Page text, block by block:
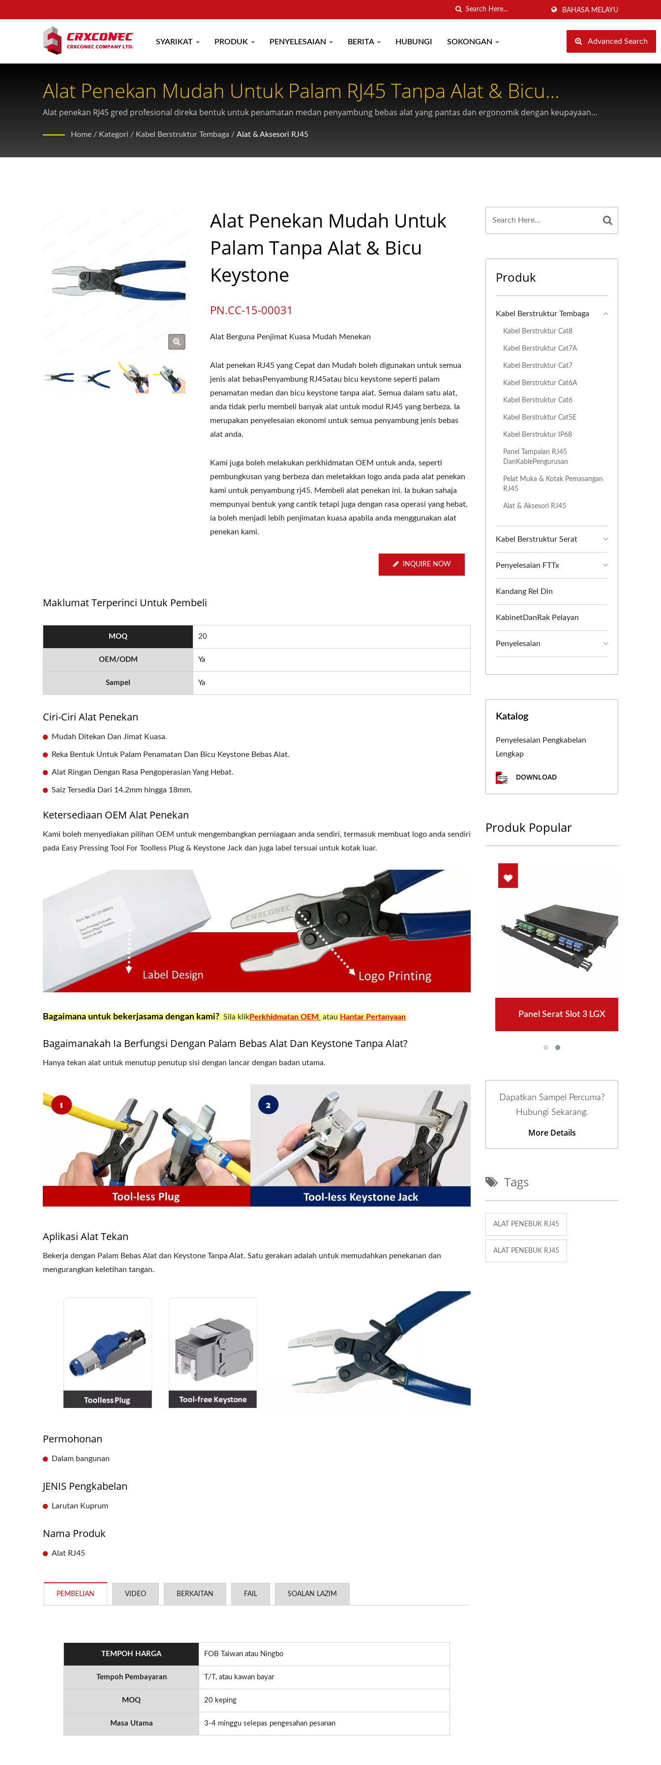
BAHASA MELAYU
SYARIKAT PRODUK PENYELESAIAN BERITA HUBUNGI SOKONGAN Advanced Search
Alat Penekan Mudah Untuk Palam RJ45 Tanpa Alat & Bicu
Keystone
Alat penekan RJ45 gred profesional direka bentuk untuk penamatan medan penyambung bebas alat yang pantas dan ergonomik dengan keupayaan
Home / Kategori / Kabel Berstruktur Tembaga / Alat & Aksesori RJ45
Alat Penekan Mudah Untuk
Palam Tanpa Alat & Bicu
Keystone
PN.CC-15-00031
Alat Berguna Penjimat Kuasa Mudah Menekan
Alat penekan RJ45 yang Cepat dan Mudah boleh digunakan untuk semua
jenis alat bebasPenyambung RJ45atau bicu keystone seperti palam
penamatan medan dan bicu keystone tanpa alat. Semua dalam satu alat,
anda tidak perlu membeli banyak alat untuk modul RJ45 yang berbeza. Ia
merupakan penyelesaian ekonomi untuk semua penyambung jenis bebas
alat anda.
Kami juga boleh melakukan perkhidmatan OEM untuk anda, seperti
pembungkusan yang berbeza dan meletakkan logo anda pada alat penekan
kami untuk penyambung rj45. Membeli alat penekan ini. Ia bukan sahaja
mempunyai bentuk yang cantik tetapi juga dengan rasa operasi yang hebat,
ia boleh menjadi lebih penjimatan kuasa apabila anda menggunakan alat
penekan kami.
INQUIRE NOW
Maklumat Terperinci Untuk Pembeli
MOQ 20
OEM/ODM Ya
Sampel Ya
Ciri-Ciri Alat Penekan
Mudah Ditekan Dan Jimat Kuasa.
Reka Bentuk Untuk Palam Penamatan Dan Bicu Keystone Bebas Alat.
Alat Ringan Dengan Rasa Pengoperasian Yang Hebat.
Saiz Tersedia Dari 14.2mm hingga 18mm.
Ketersediaan OEM Alat Penekan
Kami boleh menyediakan pilihan OEM untuk mengembangkan perniagaan anda sendiri, termasuk membuat logo anda sendiri
pada Easy Pressing Tool For Toolless Plug & Keystone Jack dan juga label tersuai untuk kotak luar.
Bagaimana untuk bekerjasama dengan kami? Sila klikPerkhidmatan OEM atau Hantar Pertanyaan
Bagaimanakah Ia Berfungsi Dengan Palam Bebas Alat Dan Keystone Tanpa Alat?
Hanya tekan alat untuk menutup penutup sisi dengan lancar dengan badan utama.
Aplikasi Alat Tekan
Bekerja dengan Palam Bebas Alat dan Keystone Tanpa Alat. Satu gerakan adalah untuk memudahkan penekanan dan
mengurangkan keletihan tangan.
Permohonan
Dalam bangunan
JENIS Pengkabelan
Larutan Kuprum
Nama Produk
Alat RJ45
PEMBELIAN VIDEO BERKAITAN FAIL SOALAN LAZIM
TEMPOH HARGA FOB Taiwan atau Ningbo
Tempoh Pembayaran T/T, atau kawan bayar
MOQ 20 keping
Masa Utama 3-4 minggu selepas pengesahan pesanan
Produk
Kabel Berstruktur Tembaga
Kabel Berstruktur Cat8
Kabel Berstruktur Cat7A
Kabel Berstruktur Cat7
Kabel Berstruktur Cat6A
Kabel Berstruktur Cat6
Kabel Berstruktur Cat5E
Kabel Berstruktur IP68
Panel Tampalan RJ45
DanKablePengurusan
Pelat Muka & Kotak Pemasangan
RJ45
Alat & Aksesori RJ45
Kabel Berstruktur Serat
Penyelesaian FTTx
Kandang Rel Din
KabinetDanRak Pelayan
Penyelesaian
Katalog
Penyelesaian Pengkabelan
Lengkap
DOWNLOAD
Produk Popular
Jek Keystone 4PPoE Panel Serat Slot 3 LGX Jek Keystone 4PPoE Panel Serat Slot 3 LGX
Dapatkan Sampel Percuma?
Hubungi Sekarang.
More Details
Tags
ALAT PENEBUK RJ45
ALAT PENEBUK RJ45